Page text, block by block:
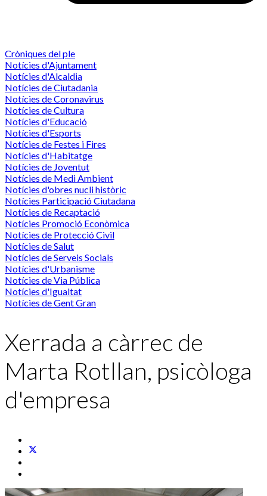
Cròniques del ple
Notícies d'Ajuntament
Notícies d'Alcaldia
Notícies de Ciutadania
Notícies de Coronavirus
Notícies de Cultura
Notícies d'Educació
Notícies d'Esports
Notícies de Festes i Fires
Notícies d'Habitatge
Notícies de Joventut
Notícies de Medi Ambient
Notícies d'obres nucli històric
Notícies Participació Ciutadana
Notícies de Recaptació
Notícies Promoció Econòmica
Notícies de Protecció Civil
Notícies de Salut
Notícies de Serveis Socials
Notícies d'Urbanisme
Notícies de Via Pública
Notícies d'Igualtat
Notícies de Gent Gran
Xerrada a càrrec de
Marta Rotllan, psicòloga
d'empresa